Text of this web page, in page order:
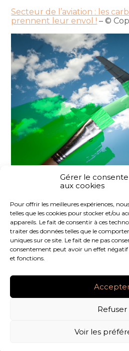
Gérer le
aux cookies
Pour offrir les meilleures expériences,
telles que les cookies pour stocker et/ou
appareils. Le fait de consentir à ces
traiter des données telles que le
uniques sur ce site. Le fait de ne pas
consentement peut avoir un effet négatif
et fonctions.
Refuser
Voir les
Secteur de l’aviation : les
prennent leur envol ! – ©
FaceBook
TwitterLinkedIn
Footer
LE CABINET NOS